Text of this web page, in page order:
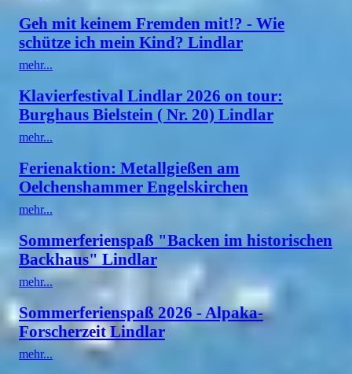
Geh mit keinem Fremden mit!? - Wie
schütze ich mein Kind? Lindlar
mehr...
Klavierfestival Lindlar 2026 on tour:
Burghaus Bielstein ( Nr. 20) Lindlar
mehr...
Ferienaktion: Metallgießen am
Oelchenshammer Engelskirchen
mehr...
Sommerferienspaß "Backen im historischen
Backhaus" Lindlar
mehr...
Sommerferienspaß 2026 - Alpaka-
Forscherzeit Lindlar
mehr...